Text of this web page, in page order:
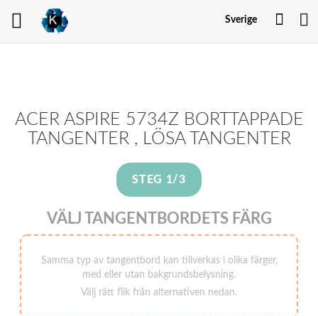
Sverige
Mitt
ACER ASPIRE 5734Z BORTTAPPADE
TANGENTER , LÖSA TANGENTER
STEG 1/3
VÄLJ TANGENTBORDETS FÄRG
Samma typ av tangentbord kan tillverkas i olika färger,
med eller utan bakgrundsbelysning.
Välj rätt flik från alternativen nedan.